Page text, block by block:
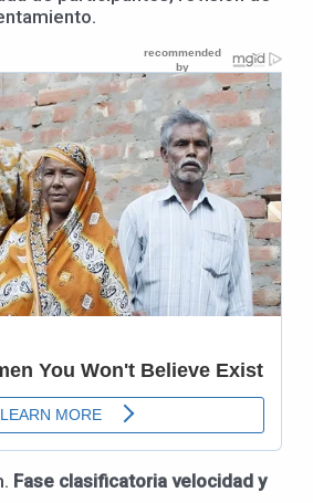
Fase clasificatoria velocidad y